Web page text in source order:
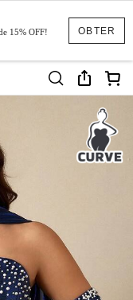
OBTER
15% OFF!